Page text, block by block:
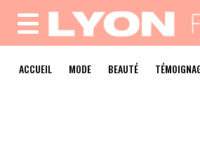
MENU
ACCUEIL MODE BEAUTÉ